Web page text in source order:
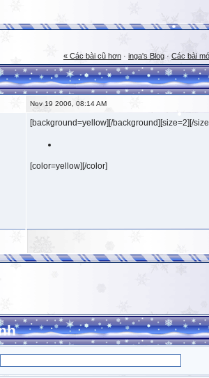
« Các bài cũ hơn · inga's Blog · Các bài
Nov 19 2006, 08:14 AM
[background=yellow][/background][size=2][/
[color=yellow][/color]